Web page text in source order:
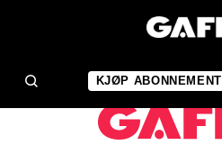
KJØP ABONNEMENT